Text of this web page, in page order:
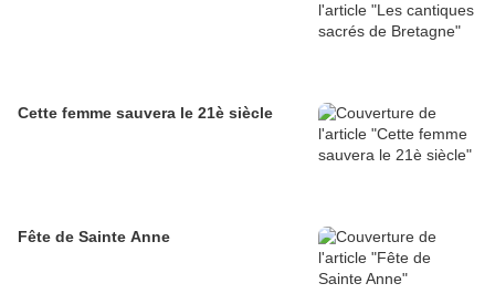
Cette femme sauvera le 21è siècle
Fête de Sainte Anne